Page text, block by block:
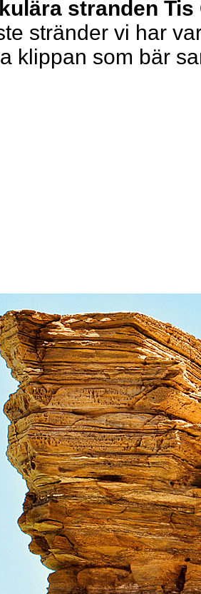
stranden Tis
stränder vi har
klippan som bär